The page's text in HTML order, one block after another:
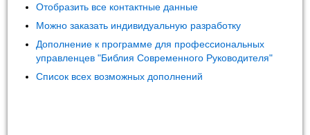
Отобразить все контактные данные
Можно заказать индивидуальную разработку
Дополнение к программе для профессиональных
управленцев "Библия Современного Руководителя"
Список всех возможных дополнений